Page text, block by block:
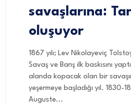
savaşlarına:
oluşuyor
1867 yılı; Lev Nikolayeviç
Savaş ve Barış ilk baskısını
alanda kopacak olan bir
yeşermeye başladığı yıl. 1830-
Auguste...